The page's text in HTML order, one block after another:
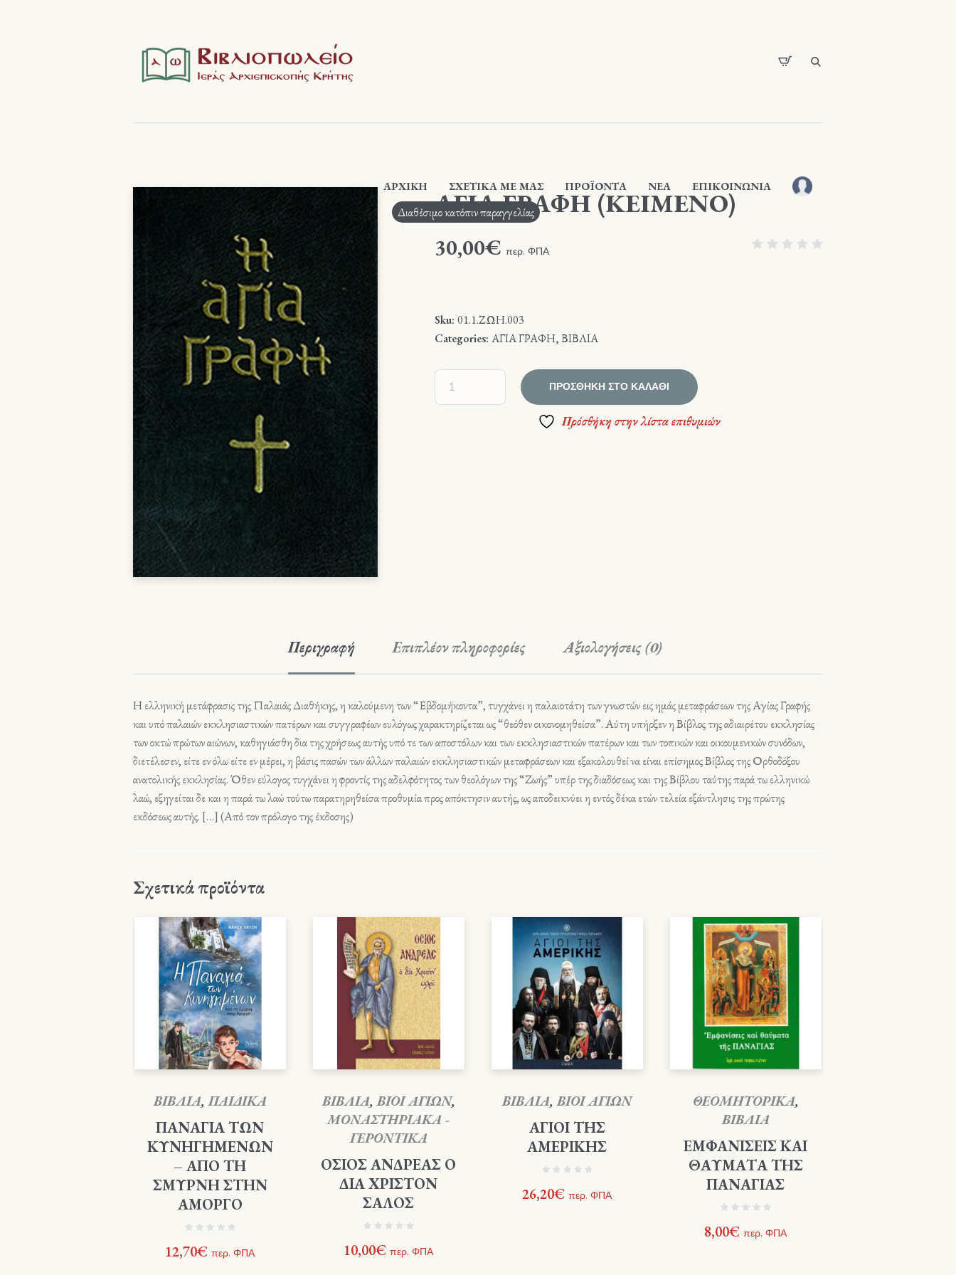
ΑΡΧΙΚΉ ΣΧΕΤΙΚΆ ΜΕ ΜΑΣ ΠΡΟΪΟΝΤΑ ΝΕΑ ΕΠΙΚΟΙΝΩΝΙΑ
ΑΓΙΑ ΓΡΑΦΗ (ΚΕΙΜΕΝΟ)
30,00€ περ. ΦΠΑ
Sku:01.1.ΖΩΗ.003
Categories:ΑΓΙΑ ΓΡΑΦΗ,ΒΙΒΛΙΑ
Διαθέσιμο κατόπιν παραγγελίας
ΠΡΟΣΘΉΚΗ ΣΤΟ ΚΑΛΆΘΙ
Πρόσθήκη στην λίστα επιθυμιών
Περιγραφή Επιπλέον πληροφορίες Αξιολογήσεις (0)
H ελληνική μετάφρασις της Παλαιάς Διαθήκης, η καλούμενη των “Εβδομήκοντα”, τυγχάνει η παλαιοτάτη των γνωστών εις ημάς μεταφράσεων της Αγίας Γραφής
και υπό παλαιών εκκλησιαστικών πατέρων και συγγραφέων ευλόγως χαρακτηρίζεται ως “θεόθεν οικονομηθείσα”. Αύτη υπήρξεν η Βίβλος της αδιαιρέτου εκκλησίας
των οκτώ πρώτων αιώνων, καθηγιάσθη δια της χρήσεως αυτής υπό τε των αποστόλων και των εκκλησιαστικών πατέρων και των τοπικών και οικουμενικών συνόδων,
διετέλεσεν, είτε εν όλω είτε εν μέρει, η βάσις πασών των άλλων παλαιών εκκλησιαστικών μεταφράσεων και εξακολουθεί να είναι επίσημος Βίβλος της Ορθοδόξου
ανατολικής εκκλησίας. Όθεν εύλογος τυγχάνει η φροντίς της αδελφότητος των θεολόγων της “Ζωής” υπέρ της διαδόσεως και της Βίβλου ταύτης παρά τω ελληνικώ
λαώ, εξηγείται δε και η παρά τω λαώ τούτω παρατηρηθείσα προθυμία προς απόκτησιν αυτής, ως αποδεικνύει η εντός δέκα ετών τελεία εξάντλησις της πρώτης
εκδόσεως αυτής. […] (Από τον πρόλογο της έκδοσης)
Σχετικά προϊόντα
ΒΙΒΛΙΑ,ΠΑΙΔΙΚΑ
ΠΑΝΑΓΙΑ ΤΩΝ
ΚΥΝΗΓΗΜΕΝΩΝ
– ΑΠΟ ΤΗ
ΣΜΥΡΝΗ ΣΤΗΝ
ΑΜΟΡΓΟ
12,70€ περ. ΦΠΑ
ΒΙΒΛΙΑ,ΒΙΟΙ ΑΓΙΩΝ,
ΜΟΝΑΣΤΗΡΙΑΚΑ -
ΓΕΡΟΝΤΙΚΑ
ΟΣΙΟΣ ΑΝΔΡΕΑΣ Ο
ΔΙΑ ΧΡΙΣΤΟΝ
ΣΑΛΟΣ
10,00€ περ. ΦΠΑ
ΒΙΒΛΙΑ,ΒΙΟΙ ΑΓΙΩΝ
ΑΓΙΟΙ ΤΗΣ
ΑΜΕΡΙΚΗΣ
26,20€ περ. ΦΠΑ
ΘΕΟΜΗΤΟΡΙΚΑ,
ΒΙΒΛΙΑ
ΕΜΦΑΝΙΣΕΙΣ ΚΑΙ
ΘΑΥΜΑΤΑ ΤΗΣ
ΠΑΝΑΓΙΑΣ
8,00€ περ. ΦΠΑ